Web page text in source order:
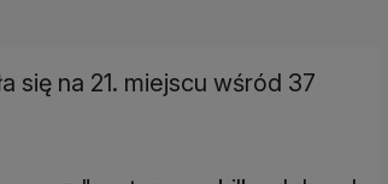
się na 21. miejscu wśród 37